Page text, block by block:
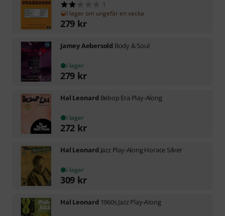
1
I lager om ungefär en vecka
279 kr
Jamey Aebersold Body & Soul
i lager
279 kr
Hal Leonard Bebop Era Play-Along
i lager
272 kr
Hal Leonard Jazz Play-Along Horace Silver
i lager
309 kr
Hal Leonard 1960s Jazz Play-Along